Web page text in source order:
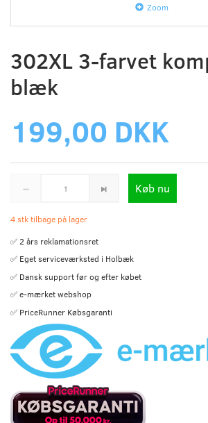
Zoom
302XL 3-farvet
blæk
199,00 DKK
Køb nu
4 stk tilbage på lager
✅ 2 års reklamationsret
✅ Eget serviceværksted i Holbæk
✅ Dansk support før og efter købet
✅ e-mærket webshop
✅ PriceRunner Købsgaranti